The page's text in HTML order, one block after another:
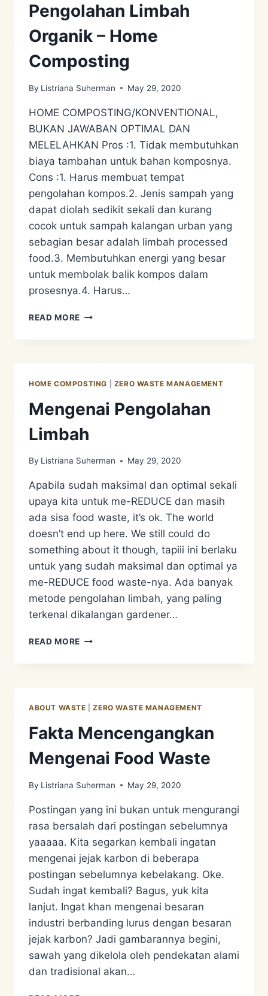
Pengolahan Limbah
Organik – Home
Composting
By Listriana Suherman May 29, 2020
HOME COMPOSTING/KONVENTIONAL,
BUKAN JAWABAN OPTIMAL DAN
MELELAHKAN Pros :1. Tidak membutuhkan
biaya tambahan untuk bahan komposnya.
Cons :1. Harus membuat tempat
pengolahan kompos.2. Jenis sampah yang
dapat diolah sedikit sekali dan kurang
cocok untuk sampah kalangan urban yang
sebagian besar adalah limbah processed
food.3. Membutuhkan energi yang besar
untuk membolak balik kompos dalam
prosesnya.4. Harus…
READ MORE PENGOLAHAN
ORGANIK
COMPOSTING
HOME COMPOSTING ZERO WASTE MANAGEMENT
Mengenai Pengolahan
Limbah
By Listriana Suherman May 29, 2020
Apabila sudah maksimal dan optimal sekali
upaya kita untuk me-REDUCE dan masih
ada sisa food waste, it’s ok. The world
doesn’t end up here. We still could do
something about it though, tapiii ini berlaku
untuk yang sudah maksimal dan optimal ya
me-REDUCE food waste-nya. Ada banyak
metode pengolahan limbah, yang paling
terkenal dikalangan gardener…
READ MORE MENGENAI
LIMBAH
ABOUT WASTE |ZERO WASTE MANAGEMENT
Fakta Mencengangkan
Mengenai Food Waste
By Listriana Suherman May 29, 2020
Postingan yang ini bukan untuk mengurangi
rasa bersalah dari postingan sebelumnya
yaaaaa. Kita segarkan kembali ingatan
mengenai jejak karbon di beberapa
postingan sebelumnya kebelakang. Oke.
Sudah ingat kembali? Bagus, yuk kita
lanjut. Ingat khan mengenai besaran
industri berbanding lurus dengan besaran
jejak karbon? Jadi gambarannya begini,
sawah yang dikelola oleh pendekatan alami
dan tradisional akan…